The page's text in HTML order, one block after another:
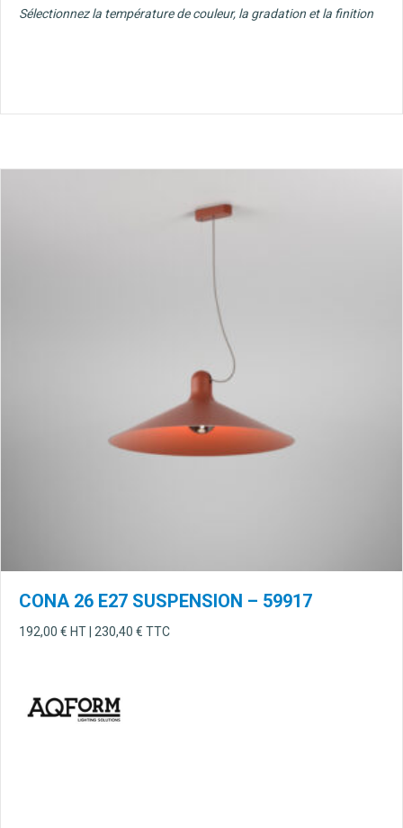
Sélectionnez la température de couleur, la gradation et la finition
CONA 26 E27 SUSPENSION – 59917
192,00 € HT | 230,40 € TTC